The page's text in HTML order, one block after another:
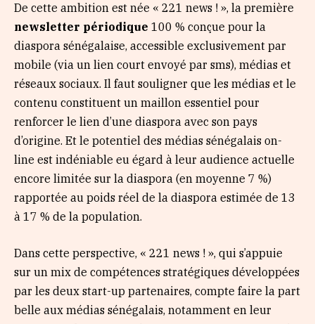
De cette ambition est née « 221 news ! », la première
newsletter périodique 100 % conçue pour la
diaspora sénégalaise, accessible exclusivement par
mobile (via un lien court envoyé par sms), médias et
réseaux sociaux. Il faut souligner que les médias et le
contenu constituent un maillon essentiel pour
renforcer le lien d’une diaspora avec son pays
d’origine. Et le potentiel des médias sénégalais on-
line est indéniable eu égard à leur audience actuelle
encore limitée sur la diaspora (en moyenne 7 %)
rapportée au poids réel de la diaspora estimée de 13
à 17 % de la population.
Dans cette perspective, « 221 news ! », qui s’appuie
sur un mix de compétences stratégiques développées
par les deux start-up partenaires, compte faire la part
belle aux médias sénégalais, notamment en leur